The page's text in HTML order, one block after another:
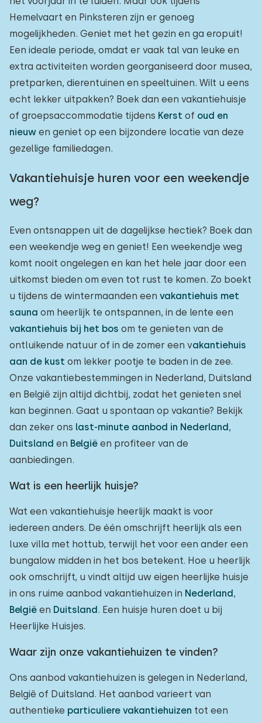
Hemelvaart en Pinksteren zijn er genoeg
mogelijkheden. Geniet met het gezin en ga eropuit!
Een ideale periode, omdat er vaak tal van leuke en
extra activiteiten worden georganiseerd door musea,
pretparken, dierentuinen en speeltuinen. Wilt u eens
echt lekker uitpakken? Boek dan een vakantiehuisje
of groepsaccommodatie tijdens Kerst of oud en
nieuw en geniet op een bijzondere locatie van deze
gezellige familiedagen.
Vakantiehuisje huren voor een weekendje
weg?
Even ontsnappen uit de dagelijkse hectiek? Boek dan
een weekendje weg en geniet! Een weekendje weg
komt nooit ongelegen en kan het hele jaar door een
uitkomst bieden om even tot rust te komen. Zo boekt
u tijdens de wintermaanden een vakantiehuis met
sauna om heerlijk te ontspannen, in de lente een
vakantiehuis bij het bos om te genieten van de
ontluikende natuur of in de zomer een vakantiehuis
aan de kust om lekker pootje te baden in de zee.
Onze vakantiebestemmingen in Nederland, Duitsland
en België zijn altijd dichtbij, zodat het genieten snel
kan beginnen. Gaat u spontaan op vakantie? Bekijk
dan zeker ons last-minute aanbod in Nederland,
Duitsland en België en profiteer van de
aanbiedingen.
Wat is een heerlijk huisje?
Wat een vakantiehuisje heerlijk maakt is voor
iedereen anders. De één omschrijft heerlijk als een
luxe villa met hottub, terwijl het voor een ander een
bungalow midden in het bos betekent. Hoe u heerlijk
ook omschrijft, u vindt altijd uw eigen heerlijke huisje
in ons ruime aanbod vakantiehuizen in Nederland,
België en Duitsland. Een huisje huren doet u bij
Heerlijke Huisjes.
Waar zijn onze vakantiehuizen te vinden?
Ons aanbod vakantiehuizen is gelegen in Nederland,
België of Duitsland. Het aanbod varieert van
authentieke particuliere vakantiehuizen tot een